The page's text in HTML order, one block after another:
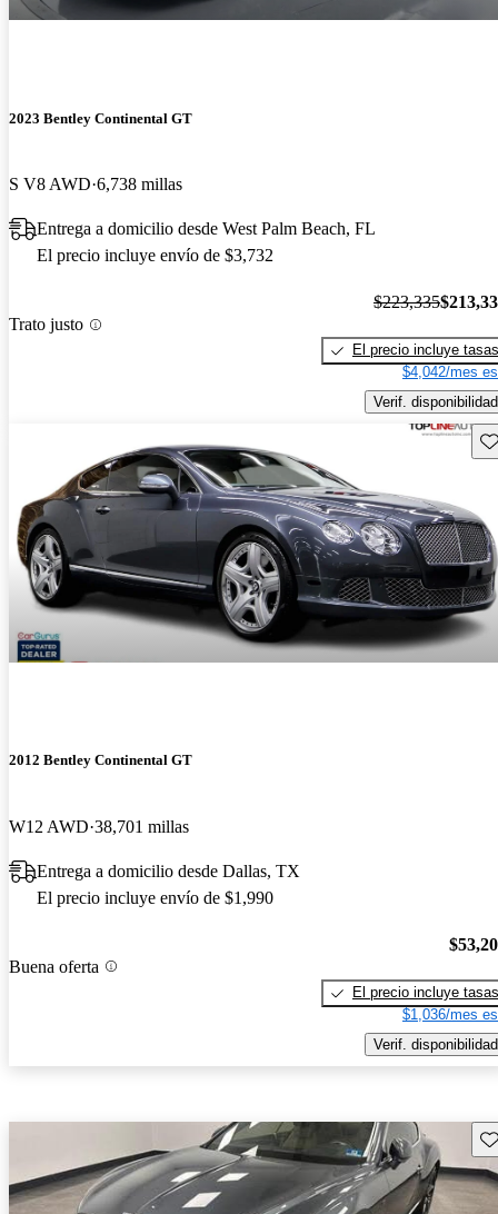
2023 Bentley Continental GT
S V8 AWD 6,738 millas
Entrega a domicilio desde West Palm Beach, FL
El precio incluye envío de $3,732
Trato justo
$223,335
El precio incluye tasas
$4,042/mes
Verif. disponibilidad
2012 Bentley Continental GT
W12 AWD 38,701 millas
Entrega a domicilio desde Dallas, TX
El precio incluye envío de $1,990
Buena oferta
El precio incluye tasas
$1,036/mes
Verif. disponibilidad